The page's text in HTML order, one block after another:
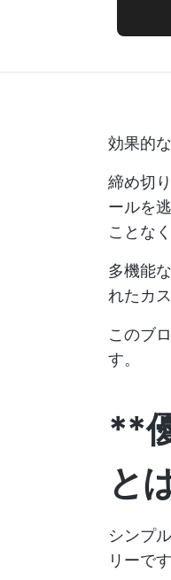
効果的
締め切
ールを
ことな
多機能
れたカ
このブ
す。
**
と
シンプ
リーで